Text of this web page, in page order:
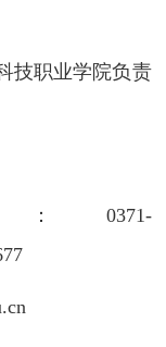
技职业学院负责
0371-